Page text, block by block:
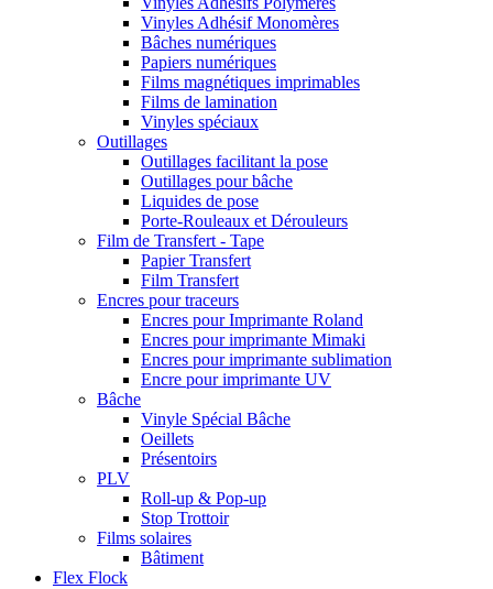
Vinyles Adhésif Monomères
Bâches numériques
Papiers numériques
Films magnétiques imprimables
Films de lamination
Vinyles spéciaux
Outillages
Outillages facilitant la pose
Outillages pour bâche
Liquides de pose
Porte-Rouleaux et Dérouleurs
Film de Transfert - Tape
Papier Transfert
Film Transfert
Encres pour traceurs
Encres pour Imprimante Roland
Encres pour imprimante Mimaki
Encres pour imprimante sublimation
Encre pour imprimante UV
Bâche
Vinyle Spécial Bâche
Oeillets
Présentoirs
PLV
Roll-up & Pop-up
Stop Trottoir
Films solaires
Bâtiment
Flex Flock